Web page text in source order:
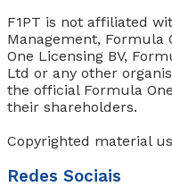
F1PT is not affiliated
Management, Formula
One Licensing BV,
Ltd or any other
the official Formula
their shareholders.
Copyrighted material
Redes Sociais